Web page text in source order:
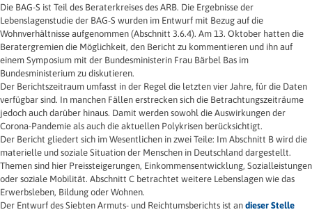
Die BAG-S ist Teil des Beraterkreises des ARB. Die Ergebnisse der
Lebenslagenstudie der BAG-S wurden im Entwurf mit Bezug auf die
Wohnverhältnisse aufgenommen (Abschnitt 3.6.4). Am 13. Oktober hatten die
Beratergremien die Möglichkeit, den Bericht zu kommentieren und ihn auf
einem Symposium mit der Bundesministerin Frau Bärbel Bas im
Bundesministerium zu diskutieren.
Der Berichtszeitraum umfasst in der Regel die letzten vier Jahre, für die Daten
verfügbar sind. In manchen Fällen erstrecken sich die Betrachtungszeiträume
jedoch auch darüber hinaus. Damit werden sowohl die Auswirkungen der
Corona-Pandemie als auch die aktuellen Polykrisen berücksichtigt.
Der Bericht gliedert sich im Wesentlichen in zwei Teile: Im Abschnitt B wird die
materielle und soziale Situation der Menschen in Deutschland dargestellt.
Themen sind hier Preissteigerungen, Einkommensentwicklung, Sozialleistungen
oder soziale Mobilität. Abschnitt C betrachtet weitere Lebenslagen wie das
Erwerbsleben, Bildung oder Wohnen.
Der Entwurf des Siebten Armuts- und Reichtumsberichts ist an dieser Stelle